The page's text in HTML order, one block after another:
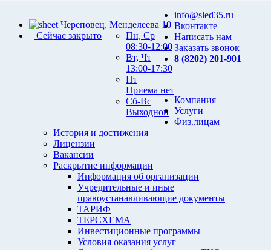
Череповец, Менделеева 10
Сейчас закрыто
Пн, Ср
08:30-12:00
Вт, Чт
13:00-17:30
Пт
Приема нет
Сб-Вс
Выходной
info@sled35.ru
Вконтакте
Написать нам
Заказать звонок
8 (8202) 201-901
Компания
История и достижения
Лицензии
Вакансии
Раскрытие информации
Информация об организации
Учредительные и иные
правоустанавливающие документы
ТАРИФ
ТЕРСХЕМА
Инвестиционные программы
Условия оказания услуг
Услуги
Физ.лицам